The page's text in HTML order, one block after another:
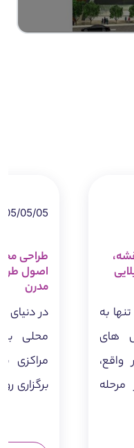
به
های
05/05
طراحی
اصول
مدرن
در دنیای
محلی
مراکزی
برگزاری